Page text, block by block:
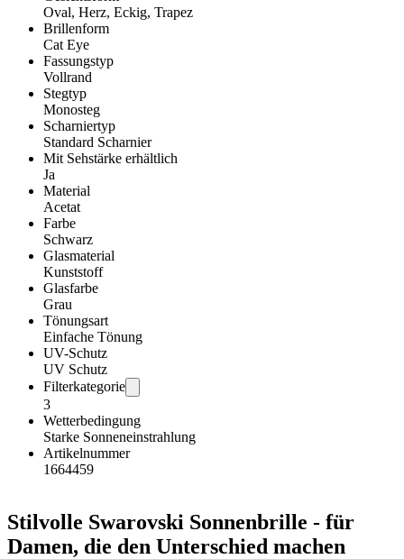
Oval, Herz, Eckig, Trapez
Brillenform
Cat Eye
Fassungstyp
Vollrand
Stegtyp
Monosteg
Scharniertyp
Standard Scharnier
Mit Sehstärke erhältlich
Ja
Material
Acetat
Farbe
Schwarz
Glasmaterial
Kunststoff
Glasfarbe
Grau
Tönungsart
Einfache Tönung
UV-Schutz
UV Schutz
Filterkategorie
3
Wetterbedingung
Starke Sonneneinstrahlung
Artikelnummer
1664459
Stilvolle Swarovski Sonnenbrille - für
Damen, die den Unterschied machen